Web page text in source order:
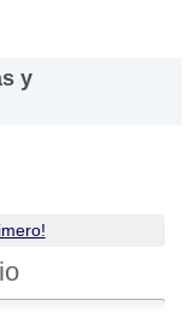
se advierte
datos de
y